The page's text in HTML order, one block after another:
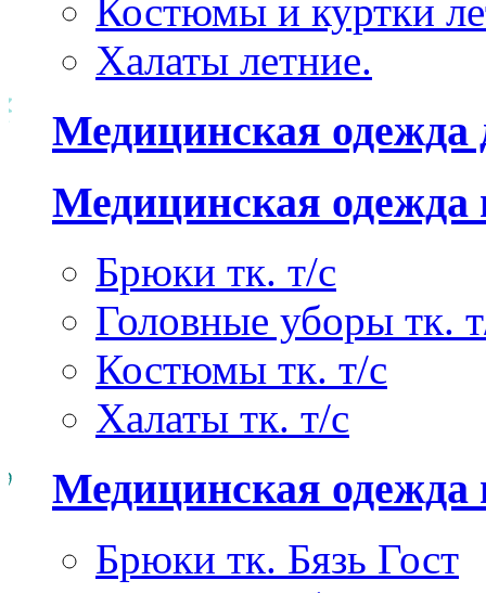
Костюмы и куртки
Халаты летние.
Медицинская
Медицинская одежда
Брюки тк. т/с
Головные уборы тк.
Костюмы тк. т/с
Халаты тк. т/с
Медицинская одежда
Брюки тк. Бязь Гост